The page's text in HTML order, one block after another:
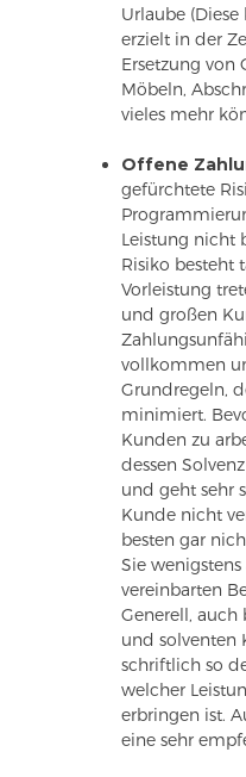
Urlaube
erzielt in der
Ersetzung von
Möbeln,
vieles mehr
Offene
gefürchtete
Leistung nicht
Risiko besteht
Vorleistung
und großen
vollkommen
Grundregeln,
minimiert.
Kunden zu
dessen
und geht sehr
Kunde nicht
besten gar
Sie
vereinbarten
Generell, auch
und solventen
schriftlich so
welcher
erbringen ist.
eine sehr